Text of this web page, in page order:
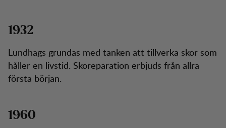
1932
Lundhags grundas med tanken att tillverka skor som
håller en livstid. Skoreparation erbjuds från allra
första början.
1960